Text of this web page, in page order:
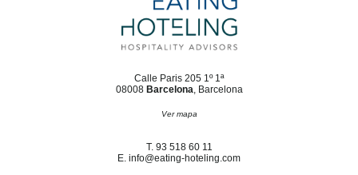
Calle Paris 205 1º 1ª
08008 Barcelona, Barcelona
Ver mapa
T. 93 518 60 11
E. info@eating-hoteling.com